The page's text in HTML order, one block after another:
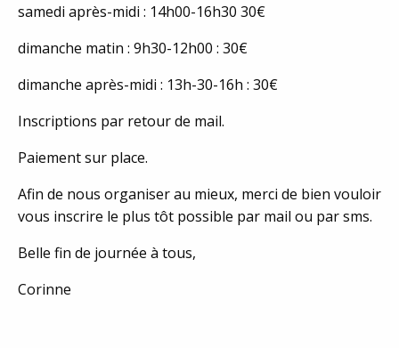
samedi après-midi : 14h00-16h30 30€
dimanche matin : 9h30-12h00 : 30€
dimanche après-midi : 13h-30-16h : 30€
Inscriptions par retour de mail.
Paiement sur place.
Afin de nous organiser au mieux, merci de bien vouloir
vous inscrire le plus tôt possible par mail ou par sms.
Belle fin de journée à tous,
Corinne